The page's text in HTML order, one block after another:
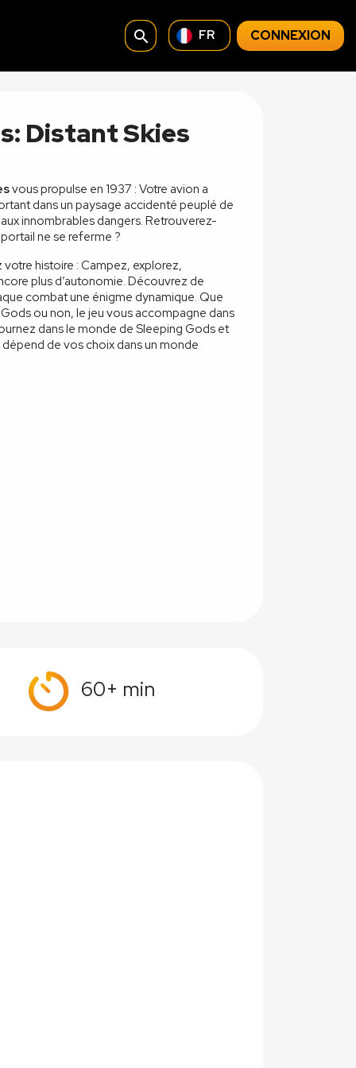
search FR CONNEXION
Distant Skies
vous propulse en 1937 : Votre avion a
dans un paysage accidenté peuplé de
innombrables dangers. Retrouverez-
ne se referme ?
histoire : Campez, explorez,
plus d’autonomie. Découvrez de
combat une énigme dynamique. Que
ou non, le jeu vous accompagne dans
dans le monde de Sleeping Gods et
de vos choix dans un monde
60+ min